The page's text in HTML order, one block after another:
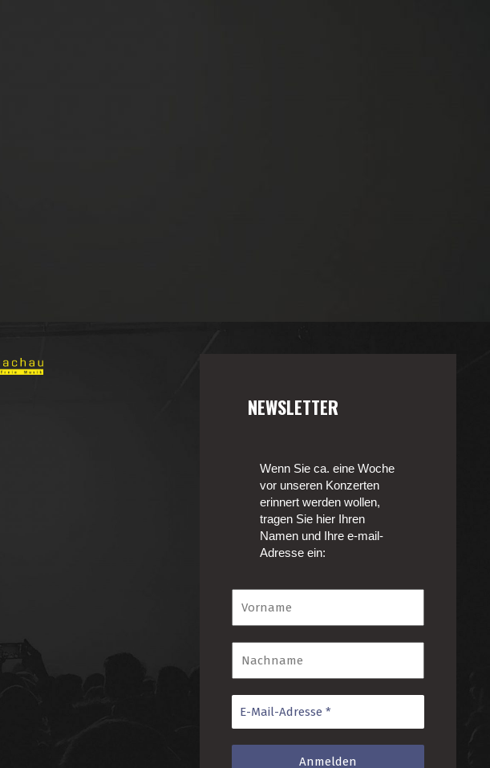
NEWSLETTER
Wenn Sie ca. eine Woche
vor unseren Konzerten
erinnert werden wollen,
tragen Sie hier Ihren
Namen und Ihre e-mail-
Adresse ein: